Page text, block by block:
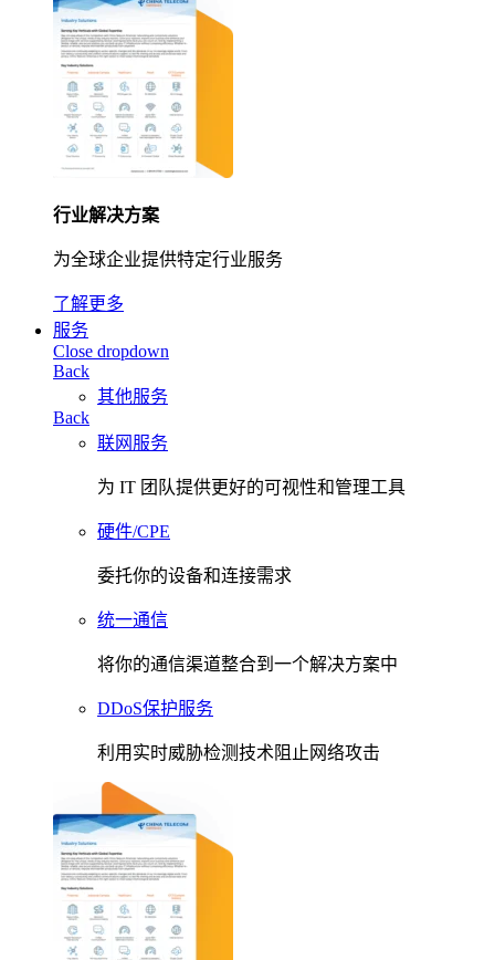
行业解决方案
为全球企业提供特定行业服务
了解更多
服务
Close dropdown
Back
其他服务
Back
联网服务
为 IT 团队提供更好的可视性和管理工具
硬件/CPE
委托你的设备和连接需求
统一通信
将你的通信渠道整合到一个解决方案中
DDoS保护服务
利用实时威胁检测技术阻止网络攻击